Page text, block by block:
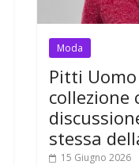
Moda
Pitti
collezione
stessa
15 Giugno 2026